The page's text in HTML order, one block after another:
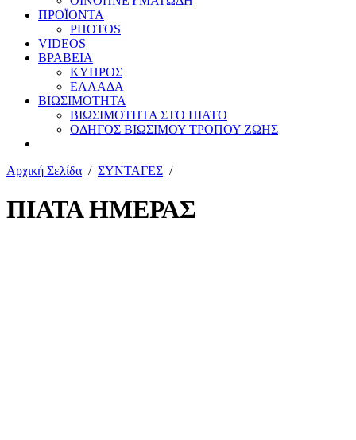
ΠΡΟΪΟΝΤΑ
PHOTOS
VIDEOS
ΒΡΑΒΕΙΑ
ΚΥΠΡΟΣ
ΕΛΛΑΔΑ
ΒΙΩΣΙΜΟΤΗΤΑ
ΒΙΩΣΙΜΟΤΗΤΑ ΣΤΟ ΠΙΑΤΟ
ΟΔΗΓΟΣ ΒΙΩΣΙΜΟΥ ΤΡΟΠΟΥ ΖΩΗΣ
Αρχική Σελίδα / ΣΥΝΤΑΓΕΣ /
ΠΙΑΤΑ ΗΜΕΡΑΣ